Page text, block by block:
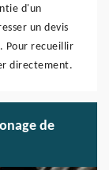
d'un
un devis
Pour recueillir
directement.
de